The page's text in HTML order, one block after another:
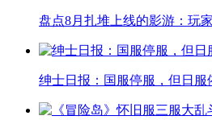
盘点8月扎堆上线的影游：玩
绅士日报：国服停服，但日服